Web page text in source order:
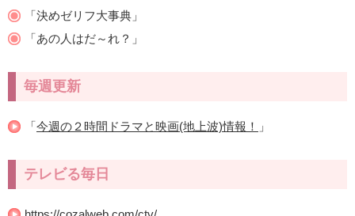
「決めゼリフ大事典」
「あの人はだ～れ？」
毎週更新
「今週の２時間ドラマと映画(地上波)情報！ 」
テレビる毎日